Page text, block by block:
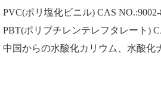
PVC(ポリ塩化ビニル) CAS NO.:9002-
PBT(ポリブチレンテレフタレート)